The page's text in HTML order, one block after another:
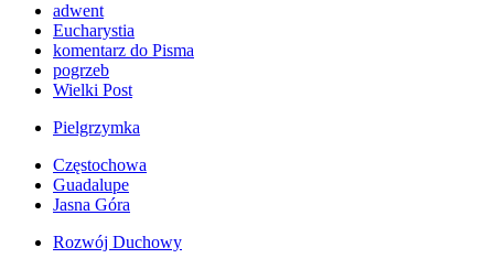
adwent
Eucharystia
komentarz do Pisma
pogrzeb
Wielki Post
Pielgrzymka
Częstochowa
Guadalupe
Jasna Góra
Rozwój Duchowy